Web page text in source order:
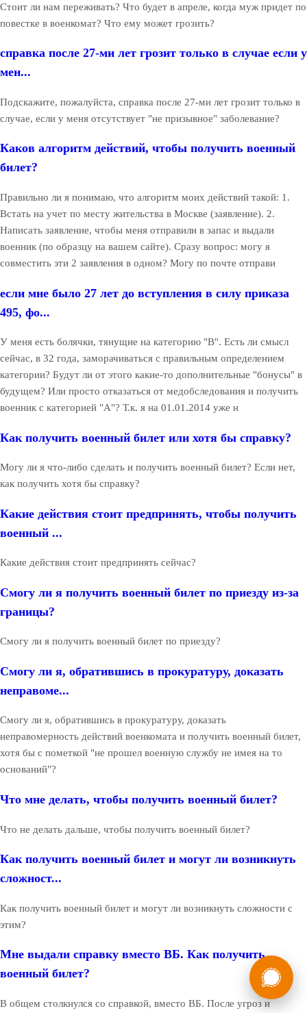
Стоит ли нам переживать? Что будет в апреле, когда муж придет по
повестке в военкомат? Что ему может грозить?
справка после 27-ми лет грозит только в случае если у
мен...
Подскажите, пожалуйста, справка после 27-ми лет грозит только в
случае, если у меня отсутствует "не призывное" заболевание?
Каков алгоритм действий, чтобы получить военный
билет?
Правильно ли я понимаю, что алгоритм моих действий такой: 1.
Встать на учет по месту жительства в Москве (заявление). 2.
Написать заявление, чтобы меня отправили в запас и выдали
военник (по образцу на вашем сайте). Сразу вопрос: могу я
совместить эти 2 заявления в одном? Могу по почте отправи
если мне было 27 лет до вступления в силу приказа
495, фо...
У меня есть болячки, тянущие на категорию "В". Есть ли смысл
сейчас, в 32 года, заморачиваться с правильным определением
категории? Будут ли от этого какие-то дополнительные "бонусы" в
будущем? Или просто отказаться от медобследования и получить
военник с категорией "А"? Т.к. я на 01.01.2014 уже н
Как получить военный билет или хотя бы справку?
Могу ли я что-либо сделать и получить военный билет? Если нет,
как получить хотя бы справку?
Какие действия стоит предпринять, чтобы получить
военный ...
Какие действия стоит предпринять сейчас?
Смогу ли я получить военный билет по приезду из-за
границы?
Смогу ли я получить военный билет по приезду?
Смогу ли я, обратившись в прокуратуру, доказать
неправоме...
Смогу ли я, обратившись в прокуратуру, доказать
неправомерность действий военкомата и получить военный билет,
хотя бы с пометкой "не прошел военную службу не имея на то
оснований"?
Что мне делать, чтобы получить военный билет?
Что не делать дальше, чтобы получить военный билет?
Как получить военный билет и могут ли возникнуть
сложност...
Как получить военный билет и могут ли возникнуть сложности с
этим?
Мне выдали справку вместо ВБ. Как получить
военный билет?
В общем столкнулся со справкой, вместо ВБ. После угроз и
России